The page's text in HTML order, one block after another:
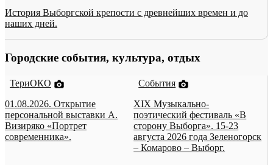
История Выборгской крепости с древнейших времен и до
наших дней.
Городские события, культура, отдых
ТериОКО
01.08.2026. Открытие
персональной выставки А.
Визиряко «Портрет
современника».
События
XIX Музыкально-
поэтический фестиваль «В
сторону Выборга». 15-23
августа 2026 года Зеленогорск
– Комарово – Выборг.